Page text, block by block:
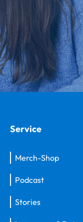
Service
Merch-Shop
Podcast
Stories